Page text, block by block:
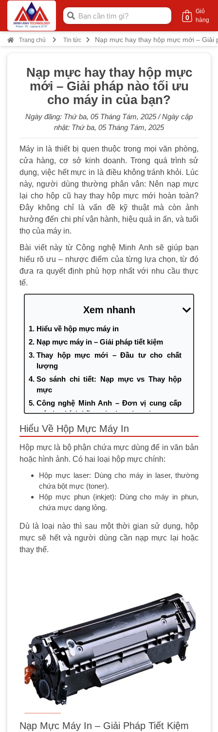
Giỏ
hàng
0
Trang chủ Tin tức Nạp mực hay thay hộp mực mới –
Nạp mực hay thay hộp mực
mới – Giải pháp nào tối ưu
cho máy in của bạn?
Ngày đăng: Thứ ba, 05 Tháng Tám, 2025/ Ngày cập
nhật: Thứ ba, 05 Tháng Tám, 2025
Máy in là thiết bị quen thuộc trong mọi văn phòng,
cửa hàng, cơ sở kinh doanh. Trong quá trình sử
dụng, việc hết mực in là điều không tránh khỏi. Lúc
này, người dùng thường phân vân: Nên nạp mực
lại cho hộp cũ hay thay hộp mực mới hoàn toàn?
Đây không chỉ là vấn đề kỹ thuật mà còn ảnh
hưởng đến chi phí vận hành, hiệu quả in ấn, và tuổi
thọ của máy in.
Bài viết này từ Công nghệ Minh Anh sẽ giúp bạn
hiểu rõ ưu – nhược điểm của từng lựa chọn, từ đó
đưa ra quyết định phù hợp nhất với nhu cầu thực
tế.
Xem nhanh
Hiểu về hộp mực máy in
Nạp mực máy in – Giải pháp tiết kiệm
Thay hộp mực mới – Đầu tư cho chất
lượng
So sánh chi tiết: Nạp mực vs Thay hộp
mực
Công nghệ Minh Anh – Đơn vị cung cấp
máy in chính hãng, đa dạng lựa chọn
Kết luận
Hiểu Về Hộp Mực Máy In
Hộp mực là bộ phận chứa mực dùng để in văn bản
hoặc hình ảnh. Có hai loại hộp mực chính:
Hộp mực laser: Dùng cho máy in laser, thường
chứa bột mực (toner).
Hộp mực phun (inkjet): Dùng cho máy in phun,
chứa mực dạng lỏng.
Dù là loại nào thì sau một thời gian sử dụng, hộp
mực sẽ hết và người dùng cần nạp mực lại hoặc
thay thế.
Nạp Mực Máy In – Giải Pháp Tiết Kiệm